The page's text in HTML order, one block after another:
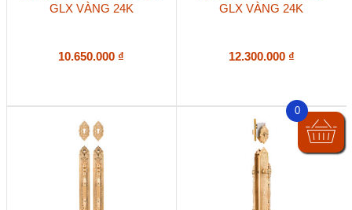
GLX VÀNG 24K
10.650.000 ₫
GLX VÀNG 24K
12.300.000 ₫
0